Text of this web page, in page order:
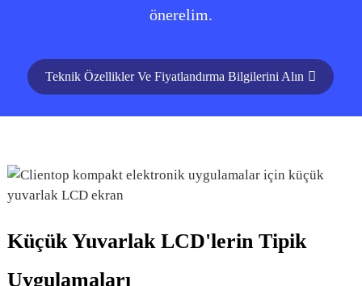
önerelim.
Teknik Özellikler Ve Fiyatlandırma Bilgilerini Alın
Küçük Yuvarlak LCD'lerin Tipik
Uygulamaları